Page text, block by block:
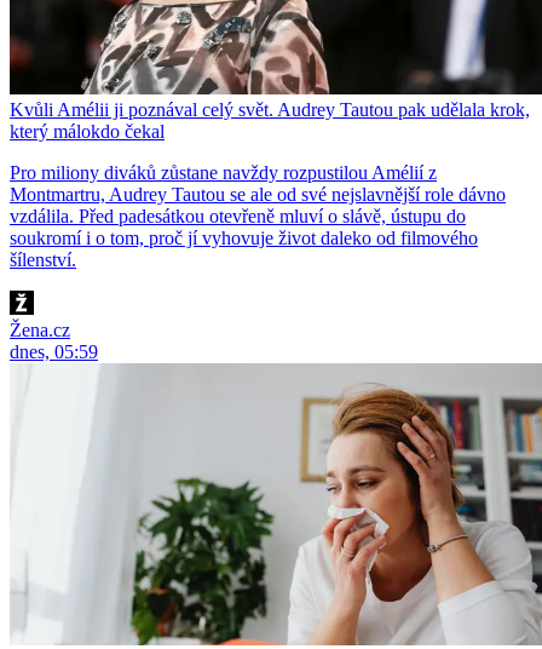
Kvůli Amélii ji poznával celý svět. Audrey Tautou pak udělala krok,
který málokdo čekal
Pro miliony diváků zůstane navždy rozpustilou Amélií z
Montmartru, Audrey Tautou se ale od své nejslavnější role dávno
vzdálila. Před padesátkou otevřeně mluví o slávě, ústupu do
soukromí i o tom, proč jí vyhovuje život daleko od filmového
šílenství.
Žena.cz
dnes, 05:59